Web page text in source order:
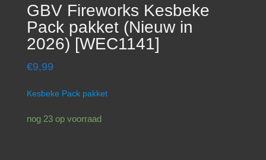
GBV Fireworks Kesbeke
Pack pakket (Nieuw in
2026) [WEC1141]
€9,99
Kesbeke Pack pakket
nog 23 op voorraad